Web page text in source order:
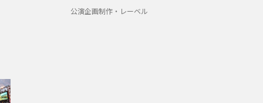
公演企画制作・レーベル